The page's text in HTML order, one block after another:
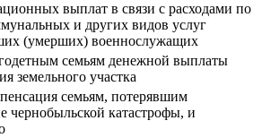
выплат в связи с расходами по
и других видов услуг
(умерших) военнослужащих
семьям денежной выплаты
земельного участка
семьям, потерявшим
чернобыльской катастрофы, и